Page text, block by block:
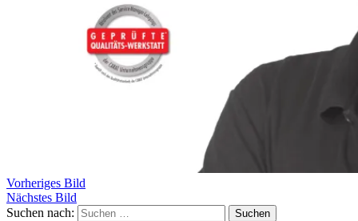
Vorheriges Bild
Nächstes Bild
Suchen nach: